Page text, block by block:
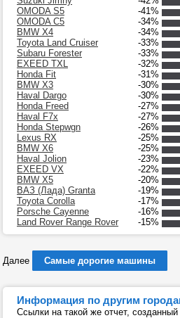
OMODA S5
-41%
OMODA C5
-34%
BMW X4
-34%
Toyota Land Cruiser
-33%
Subaru Forester
-33%
EXEED TXL
-32%
Honda Fit
-31%
BMW X3
-30%
Haval Dargo
-30%
Honda Freed
-27%
Haval F7x
-27%
Honda Stepwgn
-26%
Lexus RX
-25%
BMW X6
-25%
Haval Jolion
-23%
EXEED VX
-22%
BMW X5
-20%
ВАЗ (Лада) Granta
-19%
Toyota Corolla
-17%
Porsche Cayenne
-16%
Land Rover Range Rover
-15%
Далее Самые дорогие машины
Информация по другим
Ссылки на такой же отчет, созданный